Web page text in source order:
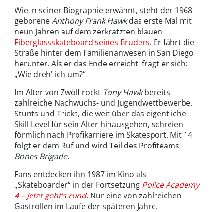
Wie in seiner Biographie erwähnt, steht der 1968
geboreneAnthony Frank Hawkdas erste Mal mit
neun Jahren auf dem zerkratzten blauen
Fiberglassskateboard seines Bruders. Er fährt die
Straße hinter dem Familienanwesen in San Diego
herunter. Als er das Ende erreicht, fragt er sich:
„Wie dreh' ich um?“
Im Alter von Zwölf rockt Tony Hawkbereits
zahlreiche Nachwuchs- und Jugendwettbewerbe.
Stunts und Tricks, die weit über das eigentliche
Skill-Level für sein Alter hinausgehen, schreien
förmlich nach Profikarriere im Skatesport. Mit 14
folgt er dem Ruf und wird Teil des Profiteams
Bones Brigade.
Fans entdecken ihn 1987 im Kino als
„Skateboarder“ in der Fortsetzung Police Academy
4– Jetzt geht’s rund. Nur eine von zahlreichen
Gastrollen im Laufe der späteren Jahre.